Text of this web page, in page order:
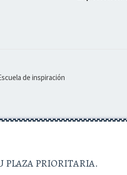
de inspiración
PLAZA PRIORITARIA.